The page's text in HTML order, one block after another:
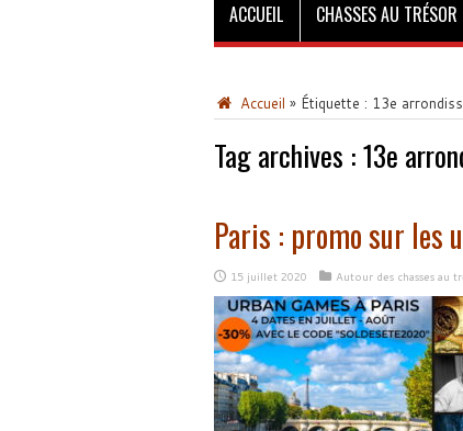
ACCUEIL CHASSES AU TRÉSOR
Accueil » Étiquette : 13e
Tag archives :13e
Paris : promo sur les
15 juillet 2020 Autour des chasses au